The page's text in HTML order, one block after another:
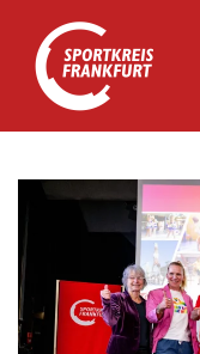
Zum